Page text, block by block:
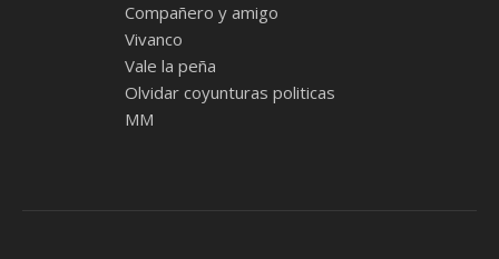
Compañero y amigo
Vivanco
Vale la peña
Olvidar coyunturas politicas
MM